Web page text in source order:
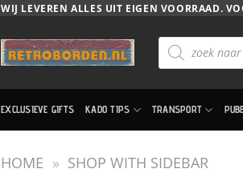
WIJ LEVEREN ALLES UIT EIGEN VOORRAAD.
Producten
zoeken
EXCLUSIEVE GIFTS KADO TIPS TRANSPORT
HOME » SHOP WITH SIDEBAR